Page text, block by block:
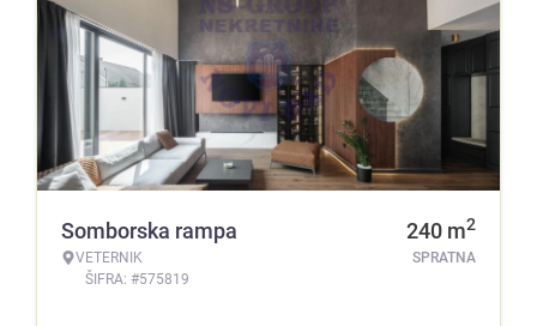
Somborska rampa
VETERNIK
ŠIFRA: #575819
240 m2
SPRATNA